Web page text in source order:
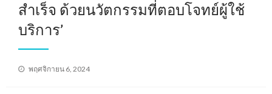
สำเร็จ ด้วยนวัตกรรมที่ตอบโจทย์ผู้ใช้
บริการ’
Posted
พฤศจิกายน 6, 2024